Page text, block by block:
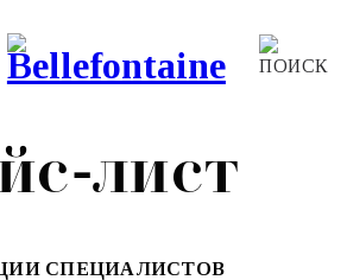
лист
СПЕЦИАЛИСТОВ